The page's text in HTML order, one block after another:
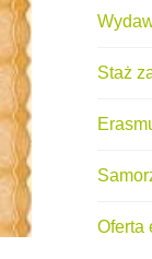
Staż
Oferta